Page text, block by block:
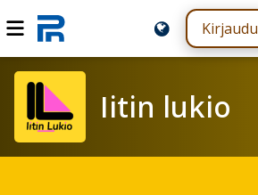
Kirjaudu
Iitin lukio